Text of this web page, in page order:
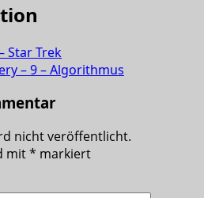
Star Trek
– 9 – Algorithmus
nicht veröffentlicht.
mit* markiert